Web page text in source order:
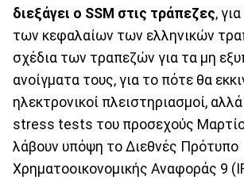
διεξάγει ο SSM στις τράπεζες,
των κεφαλαίων των ελληνικών
σχέδια των τραπεζών για τα μη
ανοίγματα τους, για το πότε θα
ηλεκτρονικοί πλειστηριασμοί, αλλά
stress tests του προσεχούς
λάβουν υπόψη το Διεθνές Πρότυπο
Χρηματοοικονομικής Αναφοράς 9